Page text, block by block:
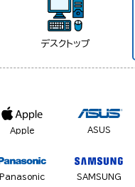
デスクトップ
Apple ASUS
Panasonic SAMSUNG